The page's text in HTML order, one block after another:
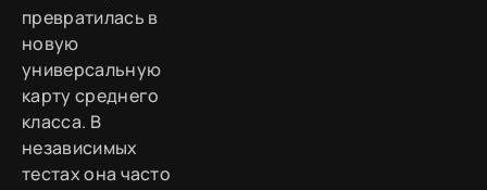
превратилась в
новую
универсальную
карту среднего
класса. В
независимых
тестах она часто